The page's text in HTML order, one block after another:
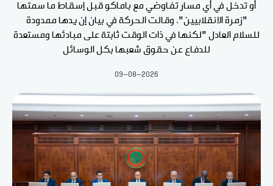
أو تدخل في أي مسار تفاوضي مع باماكو قبل إسقاط ما سمتها
"زمرة الانقلابيين". وقالت الحركة في بيان إن يدها ممدودة
للسلام العادل "لكنها في ذات الوقت ثابتة على مبادئها ومستعدة
للدفاع عن حقوق شعبها بكل الوسائل
09-08-2026